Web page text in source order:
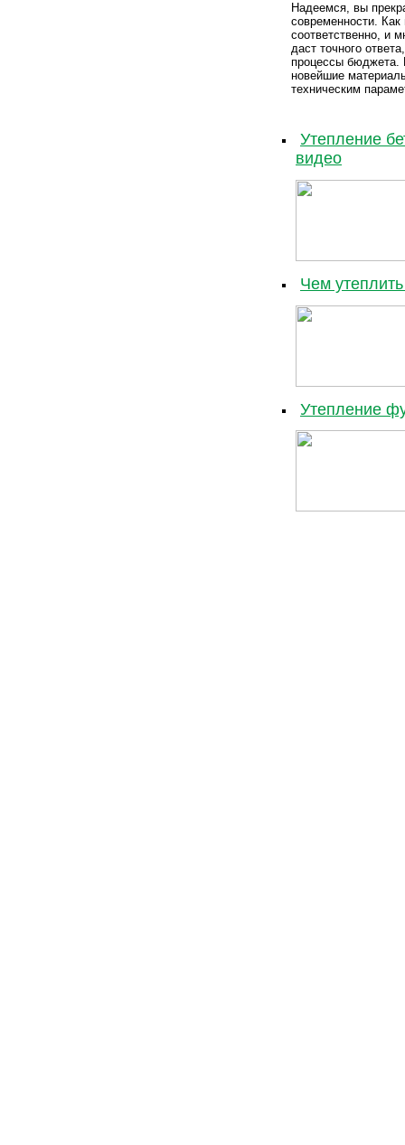
Надеемся, вы
современности. Как
соответственно, и
даст точного
процессы бюджета.
новейшие
техническим
Утепление
видео
Чем
Утепление